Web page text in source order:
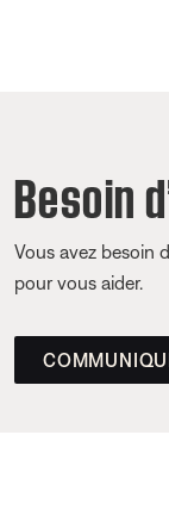
Besoin
Vous avez besoin
pour vous aider.